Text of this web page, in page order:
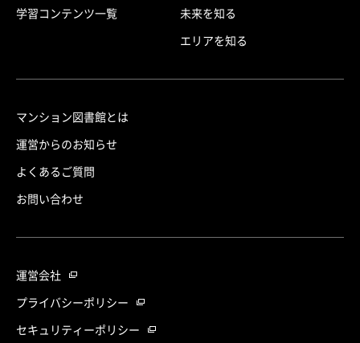
学習コンテンツ一覧
未来を知る
エリアを知る
マンション図書館とは
運営からのお知らせ
よくあるご質問
お問い合わせ
運営会社
プライバシーポリシー
セキュリティーポリシー